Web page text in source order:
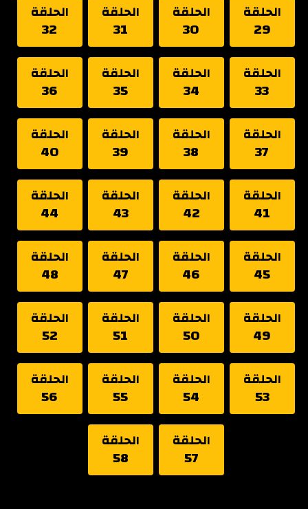
الحلقة
29
الحلقة
30
الحلقة
31
الحلقة
32
الحلقة
33
الحلقة
34
الحلقة
35
الحلقة
36
الحلقة
37
الحلقة
38
الحلقة
39
الحلقة
40
الحلقة
41
الحلقة
42
الحلقة
43
الحلقة
44
الحلقة
45
الحلقة
46
الحلقة
47
الحلقة
48
الحلقة
49
الحلقة
50
الحلقة
51
الحلقة
52
الحلقة
53
الحلقة
54
الحلقة
55
الحلقة
56
الحلقة
57
الحلقة
58